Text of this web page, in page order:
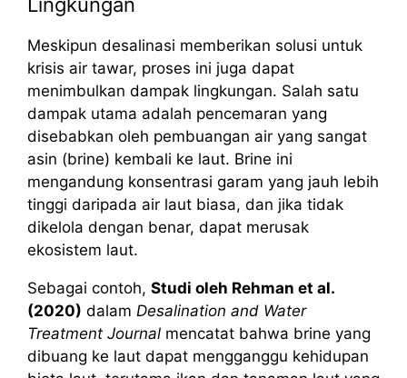
Meskipun desalinasi memberikan solusi untuk
krisis air tawar, proses ini juga dapat
menimbulkan dampak lingkungan. Salah satu
dampak utama adalah pencemaran yang
disebabkan oleh pembuangan air yang sangat
asin (brine) kembali ke laut. Brine ini
mengandung konsentrasi garam yang jauh lebih
tinggi daripada air laut biasa, dan jika tidak
dikelola dengan benar, dapat merusak
ekosistem laut.
Sebagai contoh, Studi oleh Rehman et al.
(2020) dalam Desalination and Water
Treatment Journal mencatat bahwa brine yang
dibuang ke laut dapat mengganggu kehidupan